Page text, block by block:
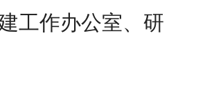
工作办公室、研